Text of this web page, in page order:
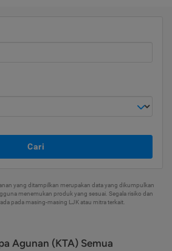
Cari
yang ditampilkan merupakan data yang dikumpulkan
menemukan produk yang sesuai. Segala risiko dan
pada masing-masing LJK atau mitra terkait.
Agunan (KTA) Semua